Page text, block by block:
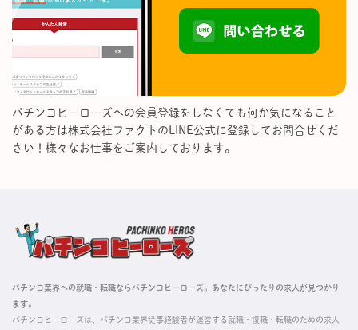
パチンコヒーローズへの会員登録をしなくても何か気になること
がある方は株式会社ファクトのLINE公式に登録してお問合せくだ
さい！様々なお仕事をご案内しております。
パチンコ業界への就職・転職ならパチンコヒーローズ。あなたにぴったりの求人が見つかり
ます。
パチンコヒーローズは、パチンコ業界従事経験者が運営する就職・復職・転職のための求人